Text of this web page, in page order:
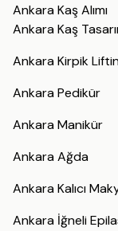
Ankara Kaş Alımı
Ankara Kaş
Ankara Kirpik
Ankara Pedikür
Ankara Manikür
Ankara Ağda
Ankara Kalıcı
Ankara İğneli